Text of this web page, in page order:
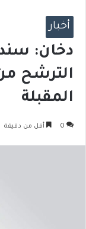
أخبار
دخان:
الترشح
المقبلة
0 أقل من دقيقة